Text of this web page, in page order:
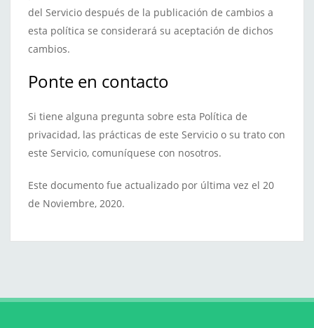
del Servicio después de la publicación de cambios a
esta política se considerará su aceptación de dichos
cambios.
Ponte en contacto
Si tiene alguna pregunta sobre esta Política de
privacidad, las prácticas de este Servicio o su trato con
este Servicio, comuníquese con nosotros.
Este documento fue actualizado por última vez el 20
de Noviembre, 2020.